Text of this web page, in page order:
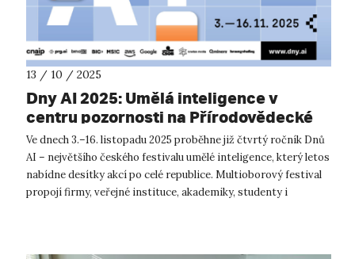
13 / 10 / 2025
Dny AI 2025: Umělá inteligence v
centru pozornosti na Přírodovědecké
fakultě UJEP
Ve dnech 3.–16. listopadu 2025 proběhne již čtvrtý ročník Dnů
AI – největšího českého festivalu umělé inteligence, který letos
nabídne desítky akcí po celé republice. Multioborový festival
propojí firmy, veřejné instituce, akademiky, studenty i